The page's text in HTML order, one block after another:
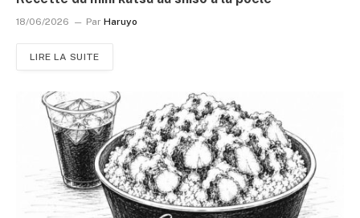
18/06/2026 Par Haruyo
LIRE LA SUITE